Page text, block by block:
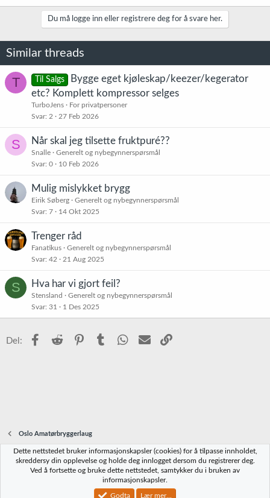
Du må logge inn eller registrere deg for å svare her.
Similar threads
T Til Salgs
Bygge eget kjøleskap/keezer/kegerator
etc? Komplett kompressor selges
TurboJens
For privatpersoner
Svar 2 27 Feb 2026
S Når skal jeg tilsette fruktpuré??
Snalle
Generelt og nybegynnerspørsmål
Svar 0 10 Feb 2026
Mulig mislykket brygg
Eirik Søberg
Generelt og nybegynnerspørsmål
Svar 7 14 Okt 2025
Trenger råd
Fanatikus
Generelt og nybegynnerspørsmål
Svar 42 21 Aug 2025
S Hva har vi gjort feil?
Stensland
Generelt og nybegynnerspørsmål
Svar 31 1 Des 2025
Del: Facebook
Reddit PinterestTumblr WhatsApp
E-post
Oslo Amatørbryggerlaug
Norbrygg-default
Vilkår og regler Personvernregler
Dette nettstedet bruker informasjonskapsler (cookies) for å tilpasse innholdet,
skreddersy din opplevelse og holde deg innlogget dersom du registrerer deg.
Ved å fortsette og bruke dette nettstedet, samtykker du i bruken av
informasjonskapsler.
Godta Lær mer...